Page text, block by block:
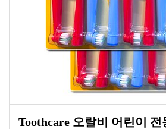
Toothcare 오랄비 어린이